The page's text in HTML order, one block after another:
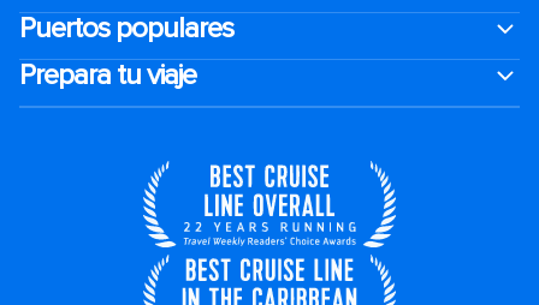
Puertos populares
Prepara tu viaje